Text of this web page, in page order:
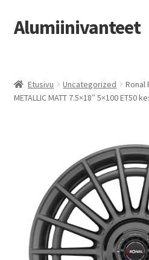
Siirry
navigointiin
Siirry
sisältöön
Alumiinivanteet
Kauppa
Vanteiden osto-opas
Auton renkaat
Yhteystiedot
Etusivu Uncategorized
Ronal
METALLIC MATT 7.5×18″ 5×100 ET50